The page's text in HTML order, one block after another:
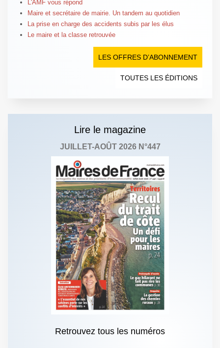
L'AMF vous répond
Maire et secrétaire de mairie. Un tandem au quotidien
La prise en charge des accidents subis par les élus
Le maire et la classe retrouvée
LES OFFRES D’ABONNEMENT
TOUTES LES ÉDITIONS
Lire le magazine
JUILLET-AOÛT 2026 N°447
Retrouvez tous les numéros